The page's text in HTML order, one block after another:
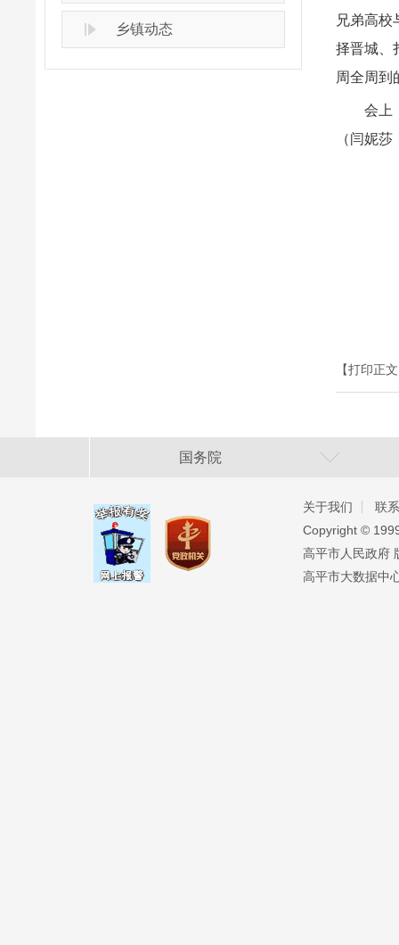
乡镇动态
兄弟高校
择晋城、
周全周到
会上
（闫妮
【打印正
国务院
关于我们
联
Copyright ©️
高平市人民政府
高平市大数据